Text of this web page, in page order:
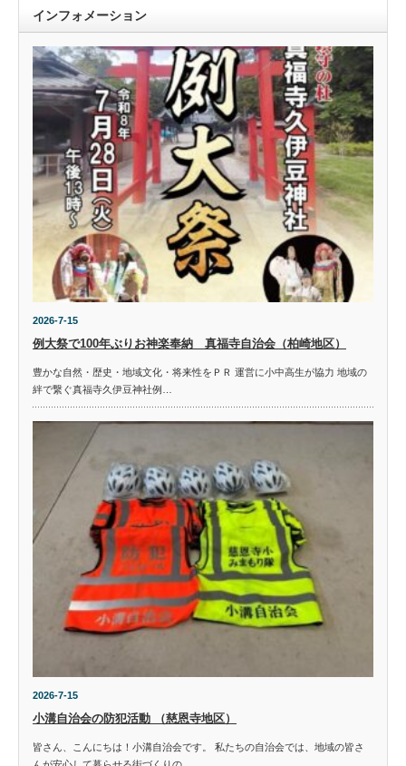
インフォメーション
2026-7-15
例大祭で100年ぶりお神楽奉納 真福寺自治会（柏崎地区）
豊かな自然・歴史・地域文化・将来性をＰＲ 運営に小中高生が協力 地域の
絆で繋ぐ真福寺久伊豆神社例…
2026-7-15
小溝自治会の防犯活動 （慈恩寺地区）
皆さん、こんにちは！小溝自治会です。 私たちの自治会では、地域の皆さ